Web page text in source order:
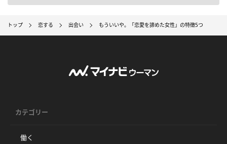
トップ 恋する 出会い もういいや。「恋愛を諦めた女性」の特徴5つ
カテゴリー
働く